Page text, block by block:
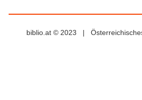
biblio.at © 2023 |